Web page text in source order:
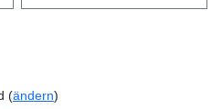
(ändern)